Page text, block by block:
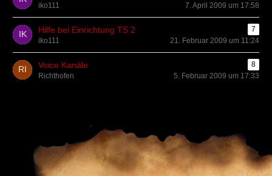
iko111
7. April 2009 um 17:58
Hilfe bei Einrichtung TS 2
7
iko111
21. Februar 2009 um 11:24
Voice Kanäle
8
Richthofen
5. Februar 2009 um 17:33